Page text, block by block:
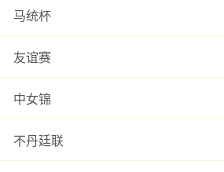
马统杯
友谊赛
中女锦
不丹廷联